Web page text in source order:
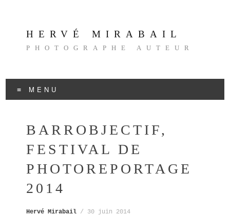
HERVÉ MIRABAIL
PHOTOGRAPHE AUTEUR
MENU
contenuBARROBJECTIF,
FESTIVAL DE
PHOTOREPORTAGE
2014
Hervé Mirabail / 30 juin 2014